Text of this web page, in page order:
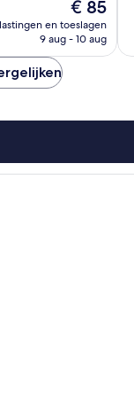
De
prijs
is
€ 85
en toeslagen
9 aug - 10 aug